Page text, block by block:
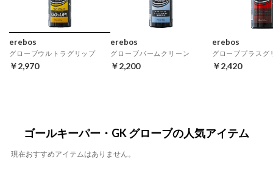
erebos
グローブウルトラグリップ
￥2,970
erebos
グローブパームクリーン
￥2,200
erebos
グローブプラスグ
￥2,420
ゴールキーパー・GK グローブの人気アイテム
現在おすすめアイテムはありません。